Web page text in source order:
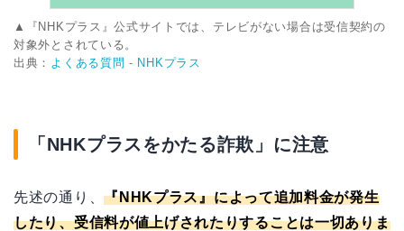
▲『NHKプラス』公式サイトでは、テレビがない場合は受信契約の
対象外とされている。
出典： よくある質問 - NHKプラス
「NHKプラスをかたる詐欺」に注意
先述の通り、『NHKプラス』によって追加料金が発生
したり、受信料が値上げされたりすることは一切ありま